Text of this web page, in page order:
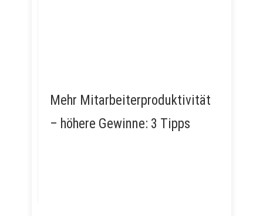
Mehr Mitarbeiterproduktivität
– höhere Gewinne: 3 Tipps